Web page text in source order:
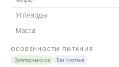
Углеводы
Масса
ОСОБЕННОСТИ ПИТАНИЯ
Вегетарианское Без глютена